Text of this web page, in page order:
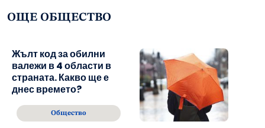
ОЩЕ ОБЩЕСТВО
Жълт код за обилни
валежи в 4 области в
страната. Какво ще е
днес времето?
Общество